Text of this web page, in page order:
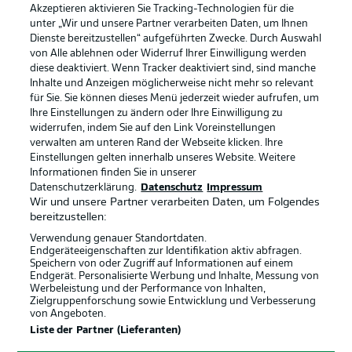
Rechtliche Hinweise Voreinstellungen verwalten
Datenschutz Nutzungsbedingungen
Kontakt Jobs
Impressum Partner
Spieler Liveticker
AGB
© 2026 Bundesliga-Gruppe GmbH
Akzeptieren aktivieren Sie Tracking-Technologien für die
unter „Wir und unsere Partner verarbeiten Daten, um Ihnen
Dienste bereitzustellen“ aufgeführten Zwecke. Durch Auswahl
von Alle ablehnen oder Widerruf Ihrer Einwilligung werden
diese deaktiviert. Wenn Tracker deaktiviert sind, sind manche
Inhalte und Anzeigen möglicherweise nicht mehr so relevant
für Sie. Sie können dieses Menü jederzeit wieder aufrufen, um
Ihre Einstellungen zu ändern oder Ihre Einwilligung zu
widerrufen, indem Sie auf den Link Voreinstellungen
verwalten am unteren Rand der Webseite klicken. Ihre
Einstellungen gelten innerhalb unseres Website. Weitere
Informationen finden Sie in unserer
Datenschutzerklärung.
Datenschutz Impressum
Wir und unsere Partner verarbeiten Daten, um Folgendes
bereitzustellen:
Verwendung genauer Standortdaten.
Endgeräteeigenschaften zur Identifikation aktiv abfragen.
Speichern von oder Zugriff auf Informationen auf einem
Endgerät. Personalisierte Werbung und Inhalte, Messung von
Werbeleistung und der Performance von Inhalten,
Zielgruppenforschung sowie Entwicklung und Verbesserung
von Angeboten.
Liste der Partner (Lieferanten)